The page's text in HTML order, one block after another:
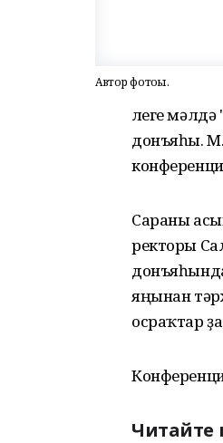
Автор фотоһы.
Әлеге
донъяһы.
Сараны
ректоры
яңынан
осраҡтар
Читайте